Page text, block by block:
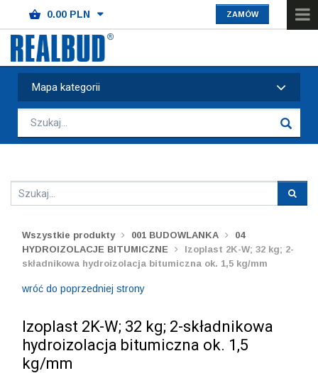
ZAMÓW
Mapa kategorii
Wszystkie produkty 001 BUDOWLANKA
04
HYDROIZOLACJE BITUMICZNE
Izoplast 2K-W; 32 kg; 2-
składnikowa hydroizolacja bitumiczna ok. 1,5 kg/mm
wróć do poprzedniej strony
Izoplast 2K-W; 32 kg; 2-składnikowa
hydroizolacja bitumiczna ok. 1,5
kg/mm